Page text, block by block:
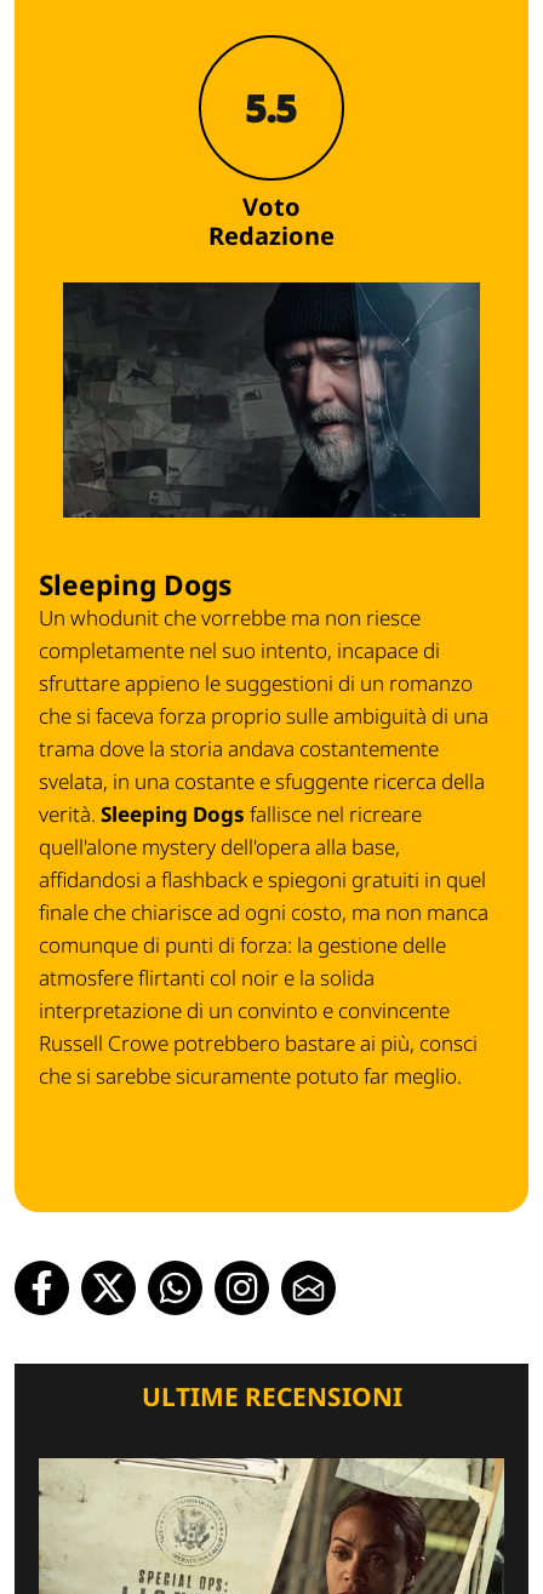
5.5
Voto
Redazione
Sleeping Dogs
Un whodunit che vorrebbe ma non riesce
completamente nel suo intento, incapace di
sfruttare appieno le suggestioni di un romanzo
che si faceva forza proprio sulle ambiguità di una
trama dove la storia andava costantemente
svelata, in una costante e sfuggente ricerca della
verità. Sleeping Dogs fallisce nel ricreare
quell'alone mystery dell'opera alla base,
affidandosi a flashback e spiegoni gratuiti in quel
finale che chiarisce ad ogni costo, ma non manca
comunque di punti di forza: la gestione delle
atmosfere flirtanti col noir e la solida
interpretazione di un convinto e convincente
Russell Crowe potrebbero bastare ai più, consci
che si sarebbe sicuramente potuto far meglio.
ULTIME RECENSIONI